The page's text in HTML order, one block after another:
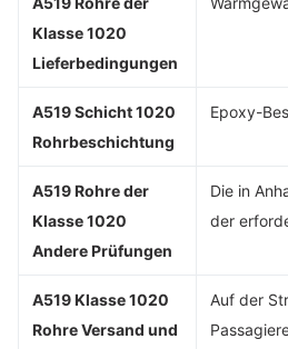
Klasse 1020
Lieferbedingungen
A519 Schicht 1020
Rohrbeschichtung
Epoxy-
A519 Rohre der
Klasse 1020
Andere Prüfungen
Die in
der
A519 Klasse 1020
Rohre Versand und
Auf der